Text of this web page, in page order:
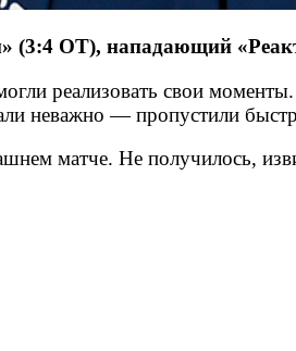
(3:4 ОТ), нападающий
реализовать свои
неважно — пропустили
матче. Не получилось,